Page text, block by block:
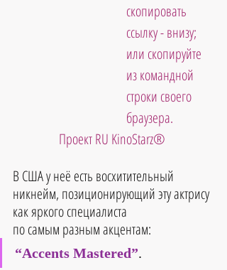
скопировать
ссылку - внизу;
или скопируйте
из командной
строки своего
браузера.
Проект RU KinoStarz®
В США у неё есть восхитительный
никнейм, позиционирующий эту актрису
как яркого специалиста
по самым разным акцентам:
“Accents Mastered”.